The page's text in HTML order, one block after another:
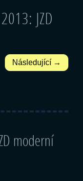
JZD
Následující →
moderní